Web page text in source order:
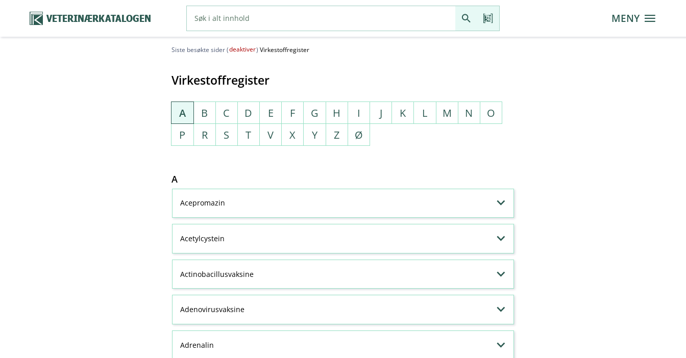
VETERINÆRKATALOGEN MENY
Siste besøkte sider (deaktiver) Virkestoffregister
Virkestoffregister
A B C D E F G H I J K L M N
O
P
R S T V X Y Z Ø
A
Acepromazin
Acetylcystein
Actinobacillusvaksine
Adenovirusvaksine
Adrenalin